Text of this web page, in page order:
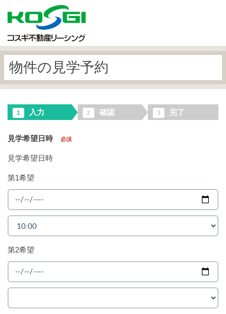
物件の見学予約
1 入力 2 確認 3 完了
見学希望日時 必須
見学希望日時
第1希望
第2希望